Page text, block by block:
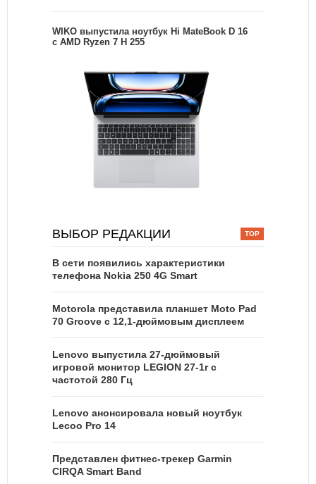
WIKO выпустила ноутбук Hi MateBook D 16
с AMD Ryzen 7 H 255
ВЫБОР РЕДАКЦИИ
В сети появились характеристики
телефона Nokia 250 4G Smart
Motorola представила планшет Moto Pad
70 Groove с 12,1-дюймовым дисплеем
Lenovo выпустила 27-дюймовый
игровой монитор LEGION 27-1r с
частотой 280 Гц
Lenovo анонсировала новый ноутбук
Lecoo Pro 14
Представлен фитнес-трекер Garmin
CIRQA Smart Band